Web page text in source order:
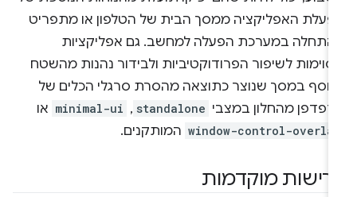
האפליקציה ממסך הבית של הטלפון או מתפריט
במערכת הפעלה למחשב. גם אפליקציות
לשיפור הפרודוקטיביות ולבידור נהנות מהשטח
במסך שנוצר כתוצאה מהסרת סרגלי הכלים של
מהחלון במצבי standalone
,‏
minimal-ui או
window-control- המותקנים.
מוקדמות